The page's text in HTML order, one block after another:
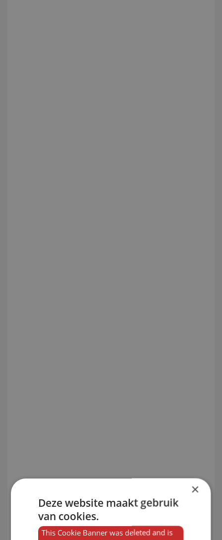
×
Deze website maakt gebruik
van cookies.
This Cookie Banner was deleted and is